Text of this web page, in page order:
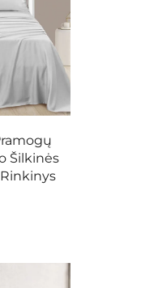
Šilkinės